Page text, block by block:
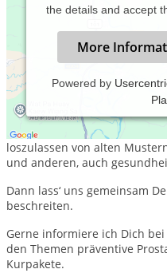
the details and accept
More
Powered by
Herzlich willkommen lieber,
Du bist bereit, JETZT etwas
loszulassen von alten
und anderen, auch
Dann lass‘ uns gemeinsam
beschreiten.
Gerne informiere ich Dich
den Themen präventive
Kurpakete.